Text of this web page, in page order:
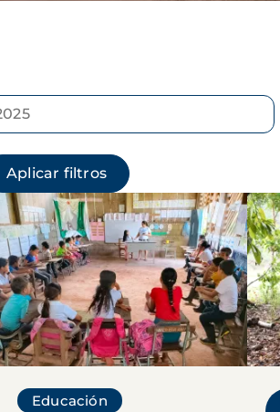
Educación